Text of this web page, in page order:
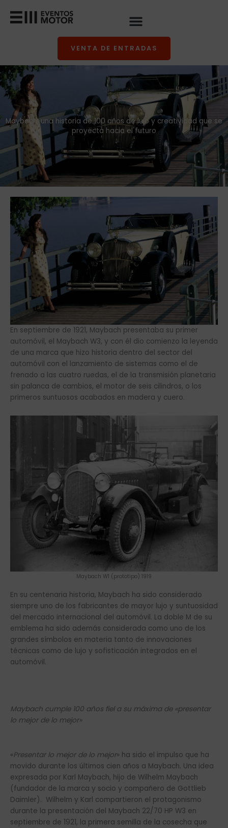
VENTA DE ENTRADAS
Maybach, una historia de 100 años de lujo y creatividad que se
proyecta hacia el futuro
En septiembre de 1921, Maybach presentaba su primer
automóvil, el Maybach W3, y con él dio comienzo la leyenda
de una marca que hizo historia dentro del sector del
automóvil con el lanzamiento de sistemas como el de
frenado a las cuatro ruedas, el de la transmisión planetaria
sin palanca de cambios, el motor de seis cilindros, o los
primeros suntuosos acabados en madera y cuero.
Maybach W1 (prototipo) 1919
En su centenaria historia, Maybach ha sido considerado
siempre uno de los fabricantes de mayor lujo y suntuosidad
del mercado internacional del automóvil. La doble M de su
emblema ha sido además considerada como uno de los
grandes símbolos en materia tanto de innovaciones
técnicas como de lujo y sofisticación integrados en el
automóvil.
Maybach cumple 100 años fiel a su máxima de «presentar
lo mejor de lo mejor»
«Presentar lo mejor de lo mejor» ha sido el impulso que ha
movido durante los últimos cien años a Maybach. Una idea
expresada por Karl Maybach, hijo de Wilhelm Maybach
(fundador de la marca y socio y compañero de Gottlieb
Daimler). Wilhelm y Karl compartieron el protagonismo
durante la presentación del Maybach 22/70 HP W3 en
septiembre de 1921, la primera semilla de la cosecha que